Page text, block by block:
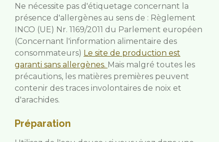
Ne nécessite pas d'étiquetage concernant la
présence d'allergènes au sens de : Règlement
INCO (UE) Nr. 1169/2011 du Parlement européen
(Concernant l'information alimentaire des
consommateurs) Le site de production est
garanti sans allergènes. Mais malgré toutes les
précautions, les matières premières peuvent
contenir des traces involontaires de noix et
d'arachides.
Préparation